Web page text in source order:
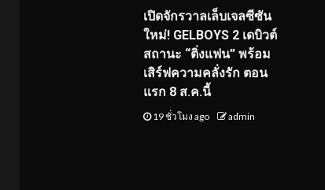
เปิดจักรวาลเล็บเจลซีซัน
ใหม่! GELBOYS 2 เดบิวต์
สถานะ “ติ่งแฟน” พร้อม
เสิร์ฟความคลั่งรัก ตอน
แรก 8 ส.ค.นี้
19 ชั่วโมง ago admin